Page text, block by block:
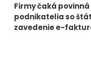
Firmy čaká
podnikatelia so
zavedenie e-